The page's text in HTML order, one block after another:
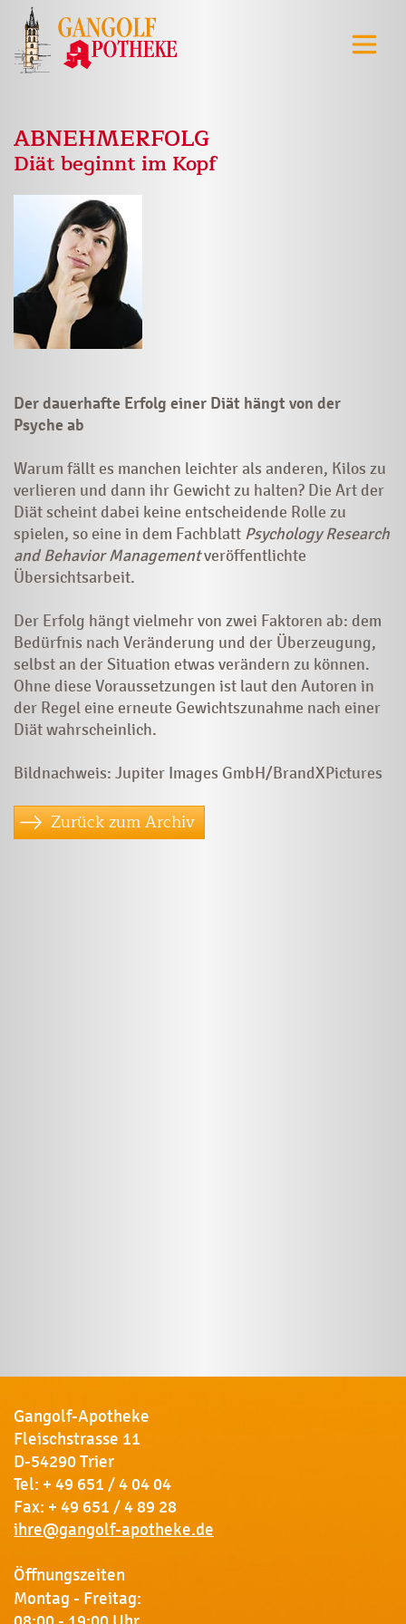
ABNEHMERFOLG
Diät beginnt im Kopf
Der dauerhafte Erfolg einer Diät hängt von der
Psyche ab
Warum fällt es manchen leichter als anderen, Kilos zu
verlieren und dann ihr Gewicht zu halten? Die Art der
Diät scheint dabei keine entscheidende Rolle zu
spielen, so eine in dem Fachblatt Psychology Research
and Behavior Managementveröffentlichte
Übersichtsarbeit.
Der Erfolg hängt vielmehr von zwei Faktoren ab: dem
Bedürfnis nach Veränderung und der Überzeugung,
selbst an der Situation etwas verändern zu können.
Ohne diese Voraussetzungen ist laut den Autoren in
der Regel eine erneute Gewichtszunahme nach einer
Diät wahrscheinlich.
Bildnachweis: Jupiter Images GmbH/BrandXPictures
Zurück zum Archiv
Gangolf-Apotheke
Fleischstrasse 11
D-54290 Trier
Tel: + 49 651 / 4 04 04
Fax: + 49 651 / 4 89 28
ihre@gangolf-apotheke.de
Öffnungszeiten
Montag - Freitag: